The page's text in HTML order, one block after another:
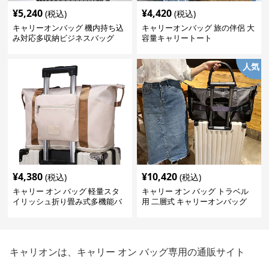
¥5,240 (税込)
キャリーオンバッグ 機内持ち込
み対応多収納ビジネスバッグ
¥4,420 (税込)
キャリーオンバッグ 旅の伴侶 大
容量キャリートート
¥4,380 (税込)
キャリー オン バッグ 軽量スタ
イリッシュ折り畳み式多機能バ
人気
¥10,420 (税込)
キャリー オン バッグ トラベル
用 二層式 キャリーオンバッグ
キャリオンは、キャリー オン バッグ専用の通販サイト